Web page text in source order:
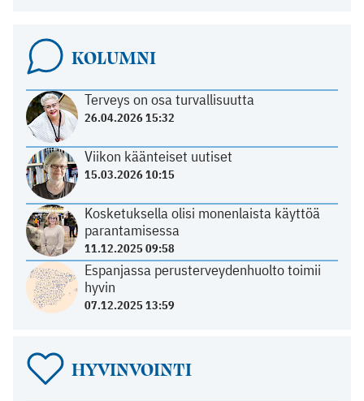
KOLUMNI
Terveys on osa turvallisuutta
26.04.2026 15:32
Viikon käänteiset uutiset
15.03.2026 10:15
Kosketuksella olisi monenlaista käyttöä
parantamisessa
11.12.2025 09:58
Espanjassa perusterveydenhuolto toimii
hyvin
07.12.2025 13:59
HYVINVOINTI